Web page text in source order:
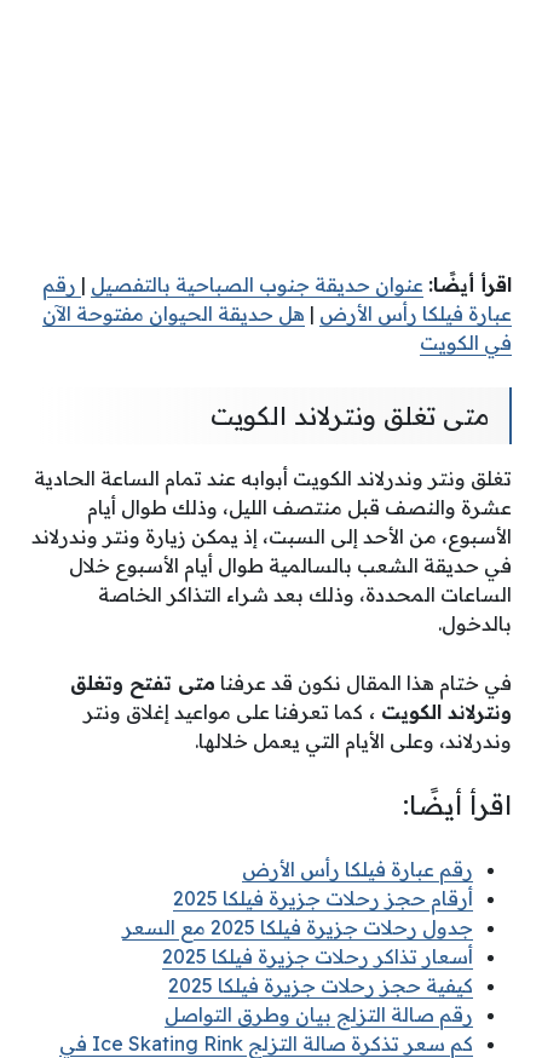
اقرأ أيضًا: عنوان حديقة جنوب الصباحية بالتفصيل | رقم
عبارة فيلكا رأس الأرض | هل حديقة الحيوان مفتوحة الآن
في الكويت
متى تغلق ونترلاند الكويت
تغلق ونتر وندرلاند الكويت أبوابه عند تمام الساعة الحادية
عشرة والنصف قبل منتصف الليل، وذلك طوال أيام
الأسبوع، من الأحد إلى السبت، إذ يمكن زيارة ونتر وندرلاند
في حديقة الشعب بالسالمية طوال أيام الأسبوع خلال
الساعات المحددة، وذلك بعد شراء التذاكر الخاصة
بالدخول.
في ختام هذا المقال نكون قد عرفنا متى تفتح وتغلق
ونترلاند الكويت ، كما تعرفنا على مواعيد إغلاق ونتر
وندرلاند، وعلى الأيام التي يعمل خلالها.
اقرأ أيضًا:
رقم عبارة فيلكا رأس الأرض
أرقام حجز رحلات جزيرة فيلكا 2025
جدول رحلات جزيرة فيلكا 2025 مع السعر
أسعار تذاكر رحلات جزيرة فيلكا 2025
كيفية حجز رحلات جزيرة فيلكا 2025
رقم صالة التزلج بيان وطرق التواصل
كم سعر تذكرة صالة التزلج Ice Skating Rink في